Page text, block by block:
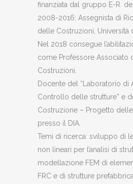
finanziata dal gruppo E-R.
2008-2016: Assegnista di
delle Costruzioni, Università
Nel 2018 consegue
come Professore Associato
Costruzioni.
Docente del “Laboratorio di
Controllo delle strutture” e
Costruzione – Progetto delle
presso il DIA.
Temi di ricerca: sviluppo di
non lineari per l’analisi di
modellazione FEM di
FRC e di strutture